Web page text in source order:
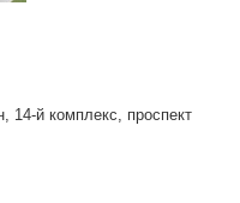
й комплекс, проспект